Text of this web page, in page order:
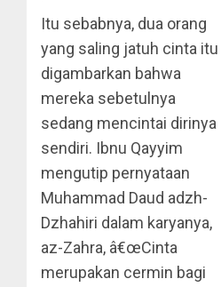
Itu sebabnya, dua orang
yang saling jatuh cinta itu
digambarkan bahwa
mereka sebetulnya
sedang mencintai dirinya
sendiri. Ibnu Qayyim
mengutip pernyataan
Muhammad Daud adzh-
Dzhahiri dalam karyanya,
az-Zahra, â€œCinta
merupakan cermin bagi